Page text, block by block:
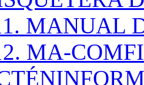
MANUAL
MA-